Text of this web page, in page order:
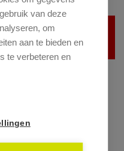
is verhuurd
van deze
om
aan te bieden en
te verbeteren en